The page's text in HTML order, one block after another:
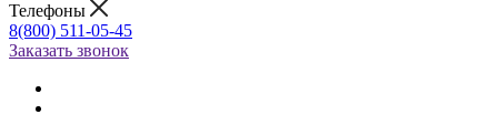
Телефоны
8(800) 511-05-45
Заказать звонок